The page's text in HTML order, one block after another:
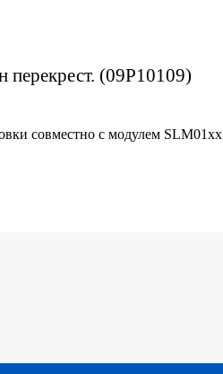
перекрест. (09P10109)
совместно с модулем SLM01хх